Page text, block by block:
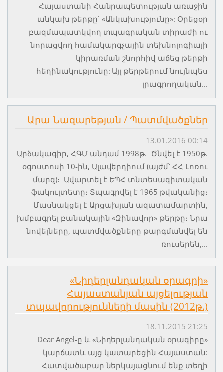
Հայաստանի Հանրապետության առաջին
անկախ թերթը՝ «Անկախությունը»: Օրեցօր
բազմապատկվող տպագրական տիրաժի ու
նորացվող համակարգչային տեխնոլոգիայի
կիրառման շնորհիվ աճեց թերթի
հեղինակությունը: Այլ թերթերում նույնպես
լրագրողական...
Արա Նազարեթյան / Պատմվածքներ
13.01.2016 00:14
Արձակագիր, ՀԳՄ անդամ 1998թ. Ծնվել է 1950թ.
օգոստոսի 10-ին, Ալավերդիում (այժմ՝ ՀՀ Լոռու
մարզ)։ Ավարտել է ԵՊՀ տնտեսագիտական
ֆակուլտետը։ Տպագրվել է 1965 թվականից։
Մասնակցել է Արցախյան ազատամարտին,
խմբագրել բանակային «Զինավոր» թերթը։ Նրա
նովելները, պատմվածքները թարգմանվել են
ռուսերեն,...
«Նիդերլանդական օրագրի»
Հայաստանյան այցելության
տպավորությունների մասին (2012թ.)
18.11.2015 21:25
Dear Angel-ը և «Նիդերլանդական օրագիրը»
կարճատև այց կատարեցին Հայաստան:
Հատվածաբար ներկայացնում ենք տեղի